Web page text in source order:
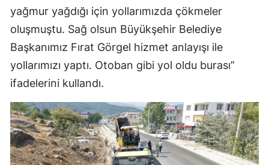
yağmur yağdığı için yollarımızda çökmeler
oluşmuştu. Sağ olsun Büyükşehir Belediye
Başkanımız Fırat Görgel hizmet anlayışı ile
yollarımızı yaptı. Otoban gibi yol oldu burası”
ifadelerini kullandı.